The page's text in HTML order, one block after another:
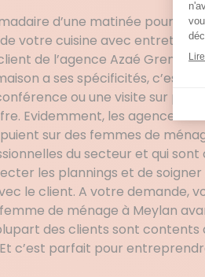
d’une matinée pour
votre cuisine avec entretien
de l’agence Azaé
a ses spécificités, c’est
ou une visite sur place
Evidemment, les agences
sur des femmes de
du secteur et qui sont
les plannings et de
le client. A votre demande,
de ménage à Meylan
des clients sont contents
c’est parfait pour